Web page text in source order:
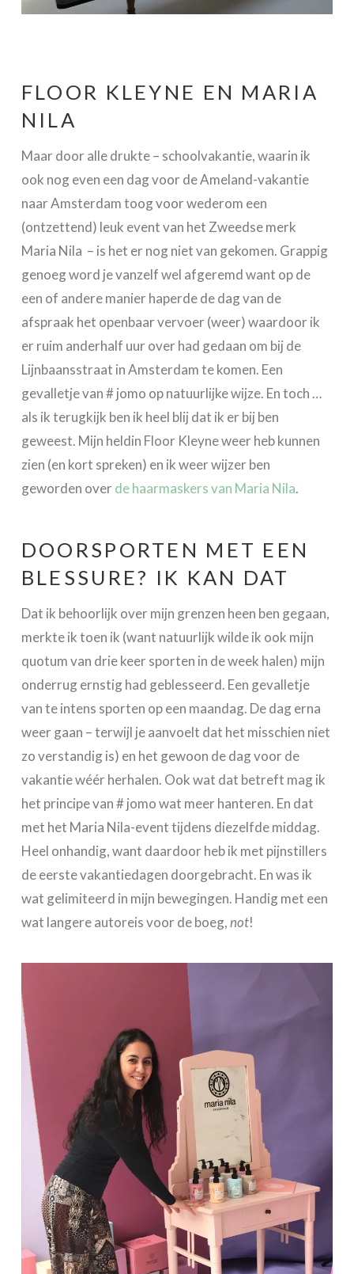
FLOOR KLEYNE EN MARIA
NILA
Maar door alle drukte – schoolvakantie, waarin ik
ook nog even een dag voor de Ameland-vakantie
naar Amsterdam toog voor wederom een
(ontzettend) leuk event van het Zweedse merk
Maria Nila – is het er nog niet van gekomen. Grappig
genoeg word je vanzelf wel afgeremd want op de
een of andere manier haperde de dag van de
afspraak het openbaar vervoer (weer) waardoor ik
er ruim anderhalf uur over had gedaan om bij de
Lijnbaansstraat in Amsterdam te komen. Een
gevalletje van # jomo op natuurlijke wijze. En toch …
als ik terugkijk ben ik heel blij dat ik er bij ben
geweest. Mijn heldin Floor Kleyne weer heb kunnen
zien (en kort spreken) en ik weer wijzer ben
geworden over de haarmaskers van Maria Nila.
DOORSPORTEN MET EEN
BLESSURE? IK KAN DAT
Dat ik behoorlijk over mijn grenzen heen ben gegaan,
merkte ik toen ik (want natuurlijk wilde ik ook mijn
quotum van drie keer sporten in de week halen) mijn
onderrug ernstig had geblesseerd. Een gevalletje
van te intens sporten op een maandag. De dag erna
weer gaan – terwijl je aanvoelt dat het misschien niet
zo verstandig is) en het gewoon de dag voor de
vakantie wéér herhalen. Ook wat dat betreft mag ik
het principe van # jomo wat meer hanteren. En dat
met het Maria Nila-event tijdens diezelfde middag.
Heel onhandig, want daardoor heb ik met pijnstillers
de eerste vakantiedagen doorgebracht. En was ik
wat gelimiteerd in mijn bewegingen. Handig met een
wat langere autoreis voor de boeg,not!